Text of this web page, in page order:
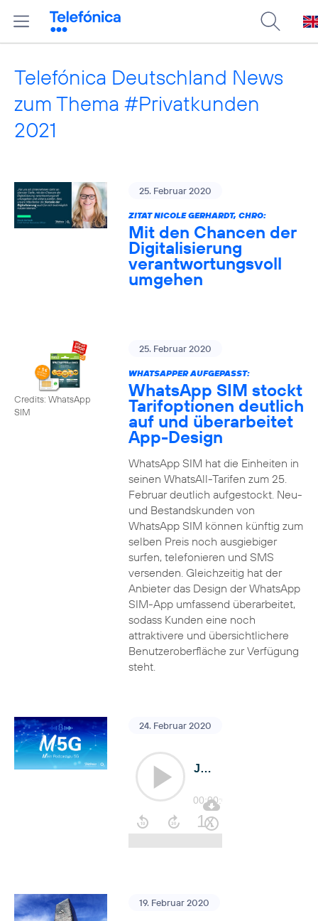
Telefónica Deutschland News
zum Thema #Privatkunden
2021
25. Februar 2020
ZITAT NICOLE GERHARDT, CHRO:
Mit den Chancen der
Digitalisierung
verantwortungsvoll
umgehen
Credits: WhatsApp
SIM
25. Februar 2020
WHATSAPPER AUFGEPASST:
WhatsApp SIM stockt
Tarifoptionen deutlich
auf und überarbeitet
App-Design
WhatsApp SIM hat die Einheiten in
seinen WhatsAll-Tarifen zum 25.
Februar deutlich aufgestockt. Neu-
und Bestandskunden von
WhatsApp SIM können künftig zum
selben Preis noch ausgiebiger
surfen, telefonieren und SMS
versenden. Gleichzeitig hat der
Anbieter das Design der WhatsApp
SIM-App umfassend überarbeitet,
sodass Kunden eine noch
attraktivere und übersichtlichere
Benutzeroberfläche zur Verfügung
steht.
24. Februar 2020
19. Februar 2020